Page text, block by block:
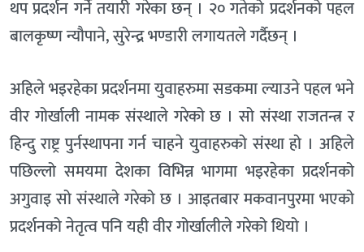
थप प्रदर्शन गर्ने तयारी गरेका छन् । २० गतेको प्रदर्शनको पहल
बालकृष्ण न्यौपाने, सुरेन्द्र भण्डारी लगायतले गर्दैछन् ।
अहिले भइरहेका प्रदर्शनमा युवाहरुमा सडकमा ल्याउने पहल भने
वीर गोर्खाली नामक संस्थाले गरेको छ । सो संस्था राजतन्त्र र
हिन्दु राष्ट्र पुर्नस्थापना गर्न चाहने युवाहरुको संस्था हो । अहिले
पछिल्लो समयमा देशका विभिन्न भागमा भइरहेका प्रदर्शनको
अगुवाइ सो संस्थाले गरेको छ । आइतबार मकवानपुरमा भएको
प्रदर्शनको नेतृत्व पनि यही वीर गोर्खालीले गरेको थियो ।